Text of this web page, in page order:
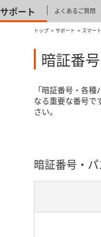
サポート よくあるご質問
トップ サポート スマー
暗証番
「暗証番号・各
なる重要な番号で
さい。
暗証番号・